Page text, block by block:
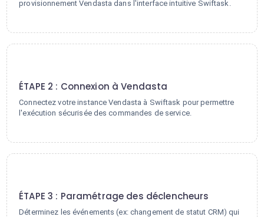
provisionnement Vendasta dans l'interface intuitive Swiftask.
ÉTAPE 2 : Connexion à Vendasta
Connectez votre instance Vendasta à Swiftask pour permettre
l'exécution sécurisée des commandes de service.
ÉTAPE 3 : Paramétrage des déclencheurs
Déterminez les événements (ex: changement de statut CRM) qui